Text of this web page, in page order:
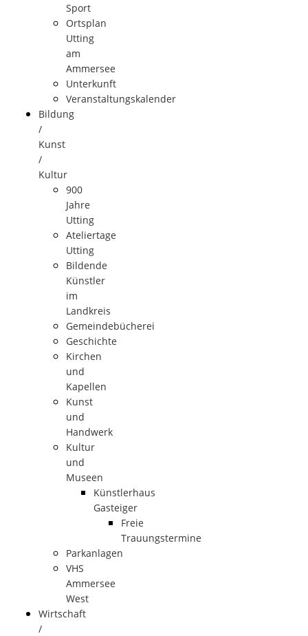
Sport
Ortsplan
Utting
am
Ammersee
Unterkunft
Veranstaltungskalender
Bildung
/
Kunst
/
Kultur
900
Jahre
Utting
Ateliertage
Utting
Bildende
Künstler
im
Landkreis
Gemeindebücherei
Geschichte
Kirchen
und
Kapellen
Kunst
und
Handwerk
Kultur
und
Museen
Künstlerhaus
Gasteiger
Freie
Trauungstermine
Parkanlagen
VHS
Ammersee
West
Wirtschaft
/